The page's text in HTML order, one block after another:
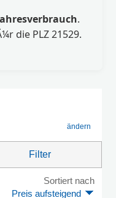
.
die PLZ 21529.